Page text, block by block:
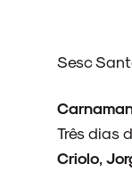
NOIZE RECORD
Sesc
Três dias
Criolo